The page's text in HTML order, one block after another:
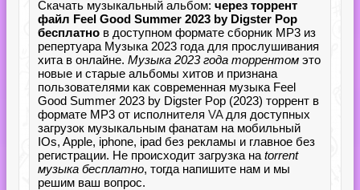
Скачать музыкальный альбом: через торрент
файл Feel Good Summer 2023 by Digster Pop
бесплатно в доступном формате сборник MP3 из
репертуара Музыка 2023 года для прослушивания
хита в онлайне. Музыка 2023 года торрентом это
новые и старые альбомы хитов и признана
пользователями как современная музыка Feel
Good Summer 2023 by Digster Pop (2023) торрент в
формате MP3 от исполнителя VAдля доступных
загрузок музыкальным фанатам на мобильный
IOs, Apple, iphone, ipad без рекламы и главное без
регистрации. Не происходит загрузка на torrent
музыка бесплатно, тогда напишите нам и мы
решим ваш вопрос.